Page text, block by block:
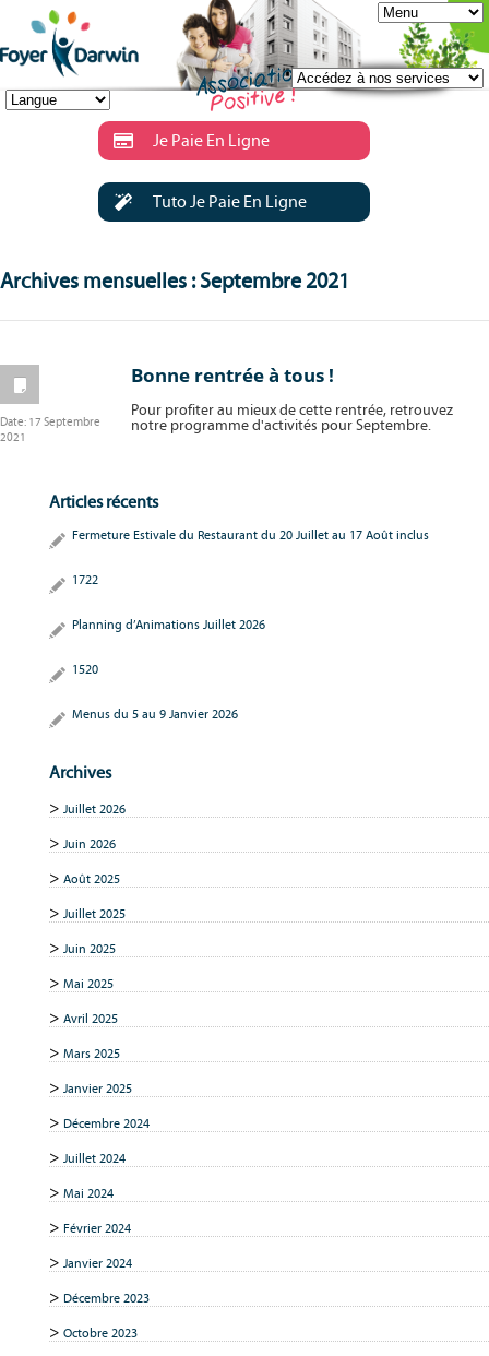
Je Paie En Ligne
Tuto Je Paie En Ligne
Archives mensuelles : Septembre 2021
Date: 17 Septembre
2021
Bonne rentrée à tous !
Pour profiter au mieux de cette rentrée, retrouvez
notre programme d'activités pour Septembre.
Articles récents
Fermeture Estivale du Restaurant du 20 Juillet au 17 Août inclus
1722
Planning d’Animations Juillet 2026
1520
Menus du 5 au 9 Janvier 2026
Archives
Juillet 2026
Juin 2026
Août 2025
Juillet 2025
Juin 2025
Mai 2025
Avril 2025
Mars 2025
Janvier 2025
Décembre 2024
Juillet 2024
Mai 2024
Février 2024
Janvier 2024
Décembre 2023
Octobre 2023